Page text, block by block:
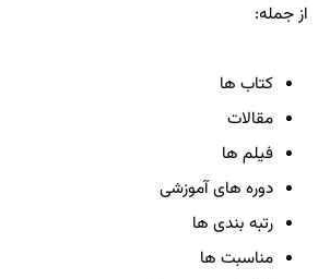
از جمله:
کتاب ها
مقالات
فیلم ها
دوره های آموزشی
رتبه بندی ها
مناسبت ها